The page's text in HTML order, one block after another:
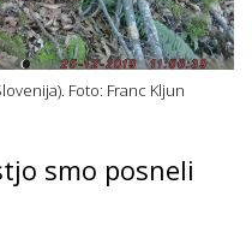
Foto: Franc Kljun
smo posneli